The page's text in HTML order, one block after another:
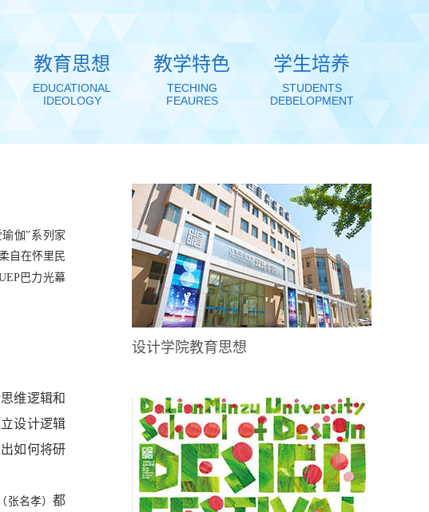
教育思想
EDUCATIONAL
IDEOLOGY
教学特色
TECHING
FEAURES
学生培养
STUDENTS
DEBELOPMENT
瑜伽”系列家
自在怀里民
巴力光幕
维逻辑和
设计逻辑
如何将研
（张名孝）都
设计学院教育思想